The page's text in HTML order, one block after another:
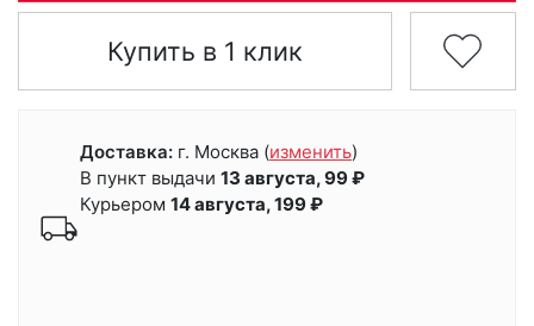
Купить в 1 клик
Доставка: г. Москва (изменить)
В пункт выдачи 13 августа, 99 ₽
Курьером 14 августа, 199 ₽